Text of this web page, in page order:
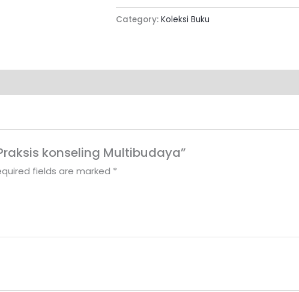
Category: Koleksi Buku
konseling Multibudaya”
fields are marked *